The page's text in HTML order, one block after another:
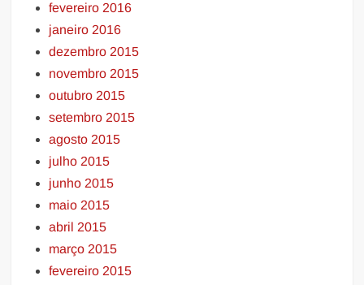
fevereiro 2016
janeiro 2016
dezembro 2015
novembro 2015
outubro 2015
setembro 2015
agosto 2015
julho 2015
junho 2015
maio 2015
abril 2015
março 2015
fevereiro 2015